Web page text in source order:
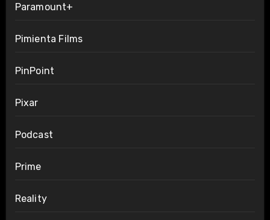
Paramount+
Pimienta Films
PinPoint
Pixar
Podcast
Prime
Reality